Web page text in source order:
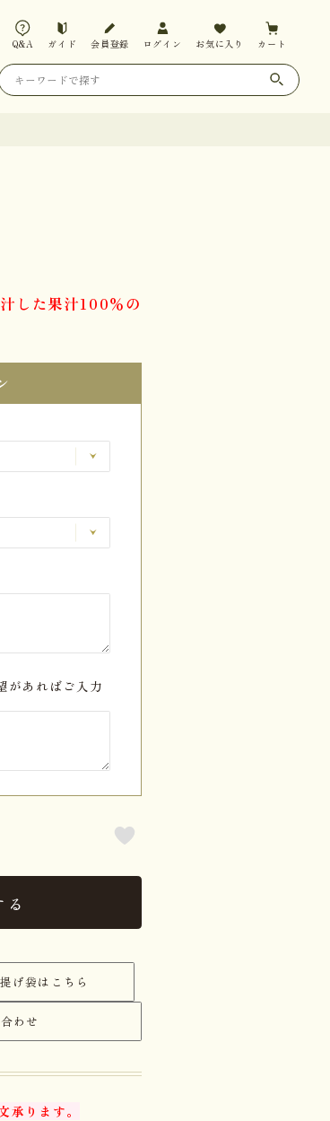
Q&A ガイド 会員登録 ログイン お気に入り カート
した果汁100％の
があればご入力
げ袋はこちら
わせ
ります。